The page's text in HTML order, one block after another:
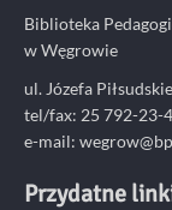
Biblioteka
w Węgrowie
ul. Józefa
tel/fax: 25 792-23-
e-mail:
Przydatne